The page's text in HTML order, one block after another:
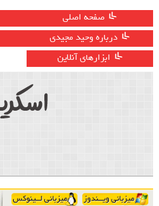
صفحه اصلی
درباره وحید مجیدی
ابزارهای آنلاین